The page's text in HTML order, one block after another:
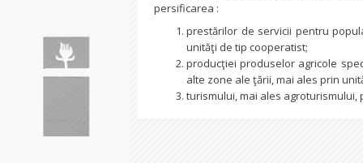
persificarea :
prestărilor de servicii pentru
unităţi de tip cooperatist;
producţiei produselor agricole
alte zone ale ţării, mai ales prin
turismului, mai ales